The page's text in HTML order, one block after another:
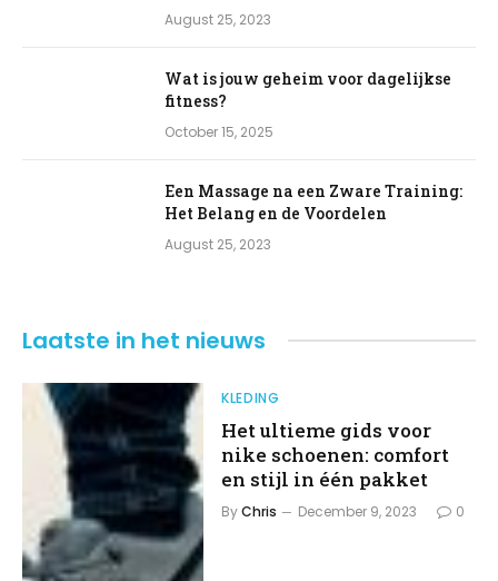
August 25, 2023
Wat is jouw geheim voor dagelijkse
fitness?
October 15, 2025
Een Massage na een Zware Training:
Het Belang en de Voordelen
August 25, 2023
Laatste in het nieuws
KLEDING
Het ultieme gids voor
nike schoenen: comfort
en stijl in één pakket
ByChris December 9, 2023 0